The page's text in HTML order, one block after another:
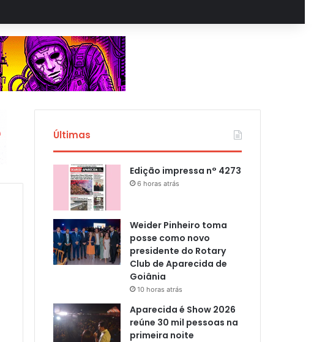
Últimas
Edição impressa n° 4273
6 horas atrás
Weider Pinheiro toma
posse como novo
presidente do Rotary
Club de Aparecida de
Goiânia
10 horas atrás
Aparecida é Show 2026
reúne 30 mil pessoas na
primeira noite